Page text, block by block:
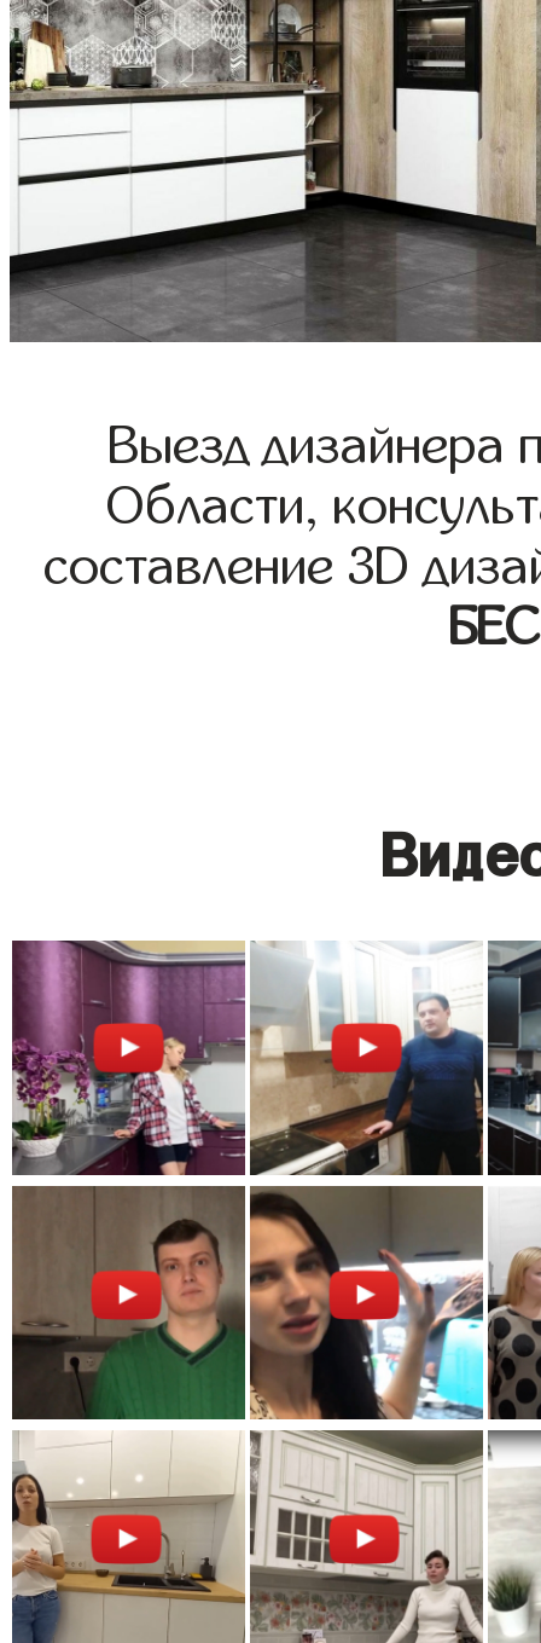
Выезд дизайнера
Области,
составление 3D